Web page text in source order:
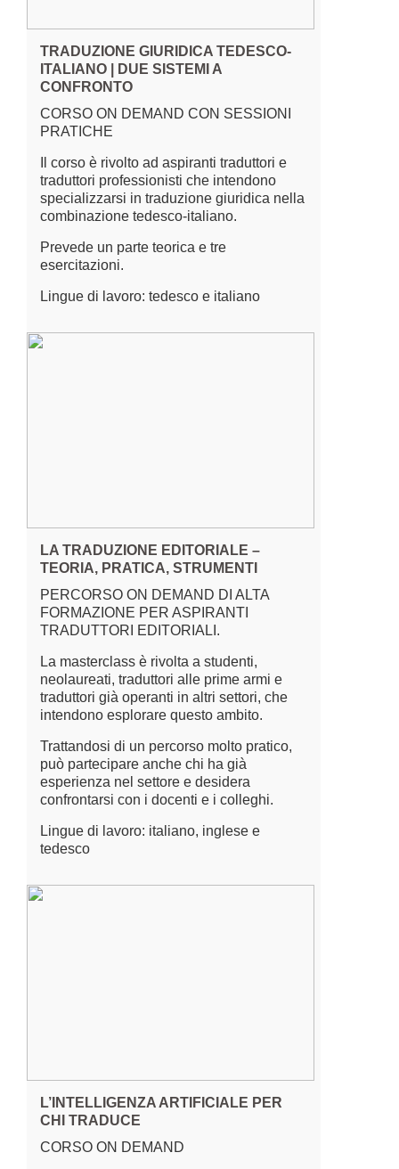
TRADUZIONE GIURIDICA TEDESCO-
ITALIANO | DUE SISTEMI A
CONFRONTO
CORSO ON DEMAND CON SESSIONI
PRATICHE
Il corso è rivolto ad aspiranti traduttori e
traduttori professionisti che intendono
specializzarsi in traduzione giuridica nella
combinazione tedesco-italiano.
Prevede un parte teorica e tre
esercitazioni.
Lingue di lavoro: tedesco e italiano
LA TRADUZIONE EDITORIALE –
TEORIA, PRATICA, STRUMENTI
PERCORSO ON DEMAND DI ALTA
FORMAZIONE PER ASPIRANTI
TRADUTTORI EDITORIALI.
La masterclass è rivolta a studenti,
neolaureati, traduttori alle prime armi e
traduttori già operanti in altri settori, che
intendono esplorare questo ambito.
Trattandosi di un percorso molto pratico,
può partecipare anche chi ha già
esperienza nel settore e desidera
confrontarsi con i docenti e i colleghi.
Lingue di lavoro: italiano, inglese e
tedesco
L’INTELLIGENZA ARTIFICIALE PER
CHI TRADUCE
CORSO ON DEMAND